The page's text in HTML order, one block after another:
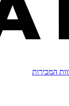
המכירות